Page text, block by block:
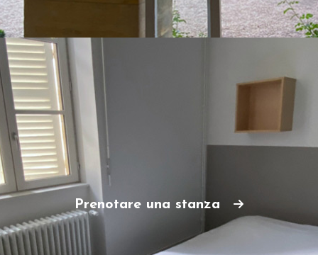
Prenotare una stanza